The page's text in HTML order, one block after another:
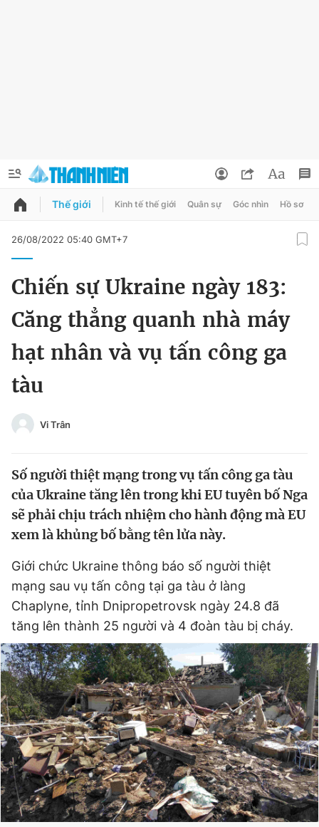
QUẢNG CÁO
Chào ngày mới
Tin thị trường
Sản phẩm khác
Tiện ích Bạn cần biết
Thông tin tòa soạn Liên hệ quảng cáo
Đọc Thanh Niên trên điện thoại
Theo dõi báo trên
Hotline Liên hệ quảng cáo
Đổi mật khẩu
Tin đã lưu
Tin đã xem
Đăng xuất
Thế giới Kinh tế thế giới Quân sự Góc nhìn Hồ sơ
26/08/2022 05:40 GMT+7
Chiến sự Ukraine ngày 183:
Căng thẳng quanh nhà máy
hạt nhân và vụ tấn công ga
tàu
Vi Trân
Số người thiệt mạng trong vụ tấn công ga tàu
của Ukraine tăng lên trong khi EU tuyên bố Nga
sẽ phải chịu trách nhiệm cho hành động mà EU
xem là khủng bố bằng tên lửa này.
Giới chức Ukraine thông báo số người thiệt
mạng sau vụ tấn công tại ga tàu ở làng
Chaplyne, tỉnh Dnipropetrovsk ngày 24.8 đã
tăng lên thành 25 người và 4 đoàn tàu bị cháy.